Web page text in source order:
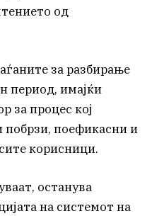
од
за разбирање
период, имајќи
за процес кој
поефикасни и
корисници.
останува
на системот на